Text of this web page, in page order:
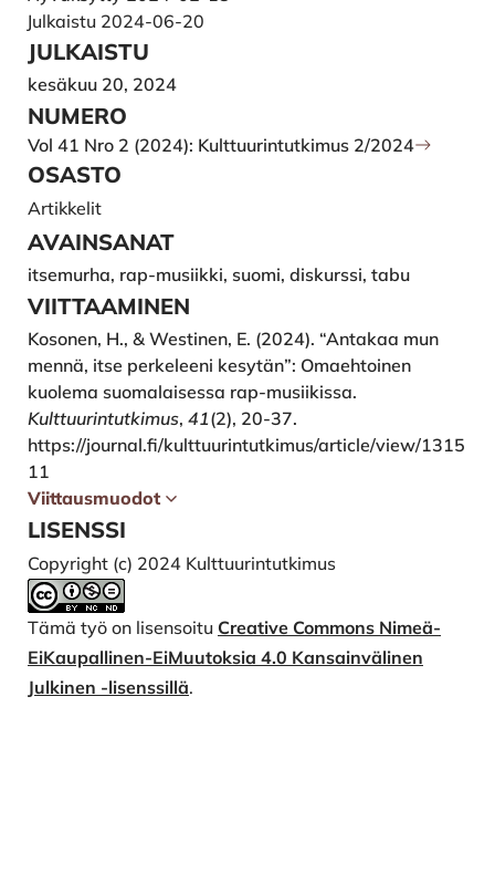
Julkaistu 2024-06-20
JULKAISTU
kesäkuu 20, 2024
NUMERO
Vol 41 Nro 2 (2024): Kulttuurintutkimus 2/2024
OSASTO
Artikkelit
AVAINSANAT
itsemurha, rap-musiikki, suomi, diskurssi, tabu
VIITTAAMINEN
Kosonen, H., & Westinen, E. (2024). “Antakaa mun
mennä, itse perkeleeni kesytän”: Omaehtoinen
kuolema suomalaisessa rap-musiikissa.
Kulttuurintutkimus, 41(2), 20-37.
https://journal.fi/kulttuurintutkimus/article/view/1315
11
Viittausmuodot
LISENSSI
Copyright (c) 2024 Kulttuurintutkimus
Tämä työ on lisensoitu Creative Commons Nimeä-
EiKaupallinen-EiMuutoksia 4.0 Kansainvälinen
Julkinen -lisenssillä.